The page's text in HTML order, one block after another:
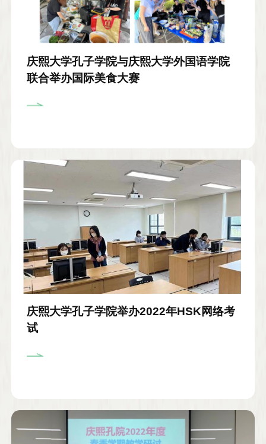
庆熙大学孔子学院与庆熙大学外国语学院
联合举办国际美食大赛
庆熙大学孔子学院举办2022年HSK网络考
试